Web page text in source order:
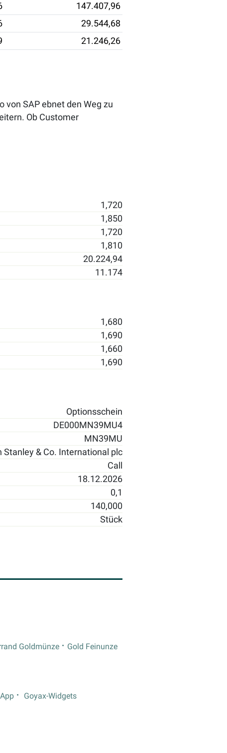
147.407,96
29.544,68
21.246,26
SAP ebnet den Weg zu
Ob Customer
1,720
1,850
1,720
1,810
20.224,94
11.174
1,680
1,690
1,660
1,690
Optionsschein
DE000MN39MU4
MN39MU
Stanley & Co. International plc
Call
18.12.2026
0,1
140,000
Stück
Goldmünze
Gold Feinunze
Goyax-Widgets